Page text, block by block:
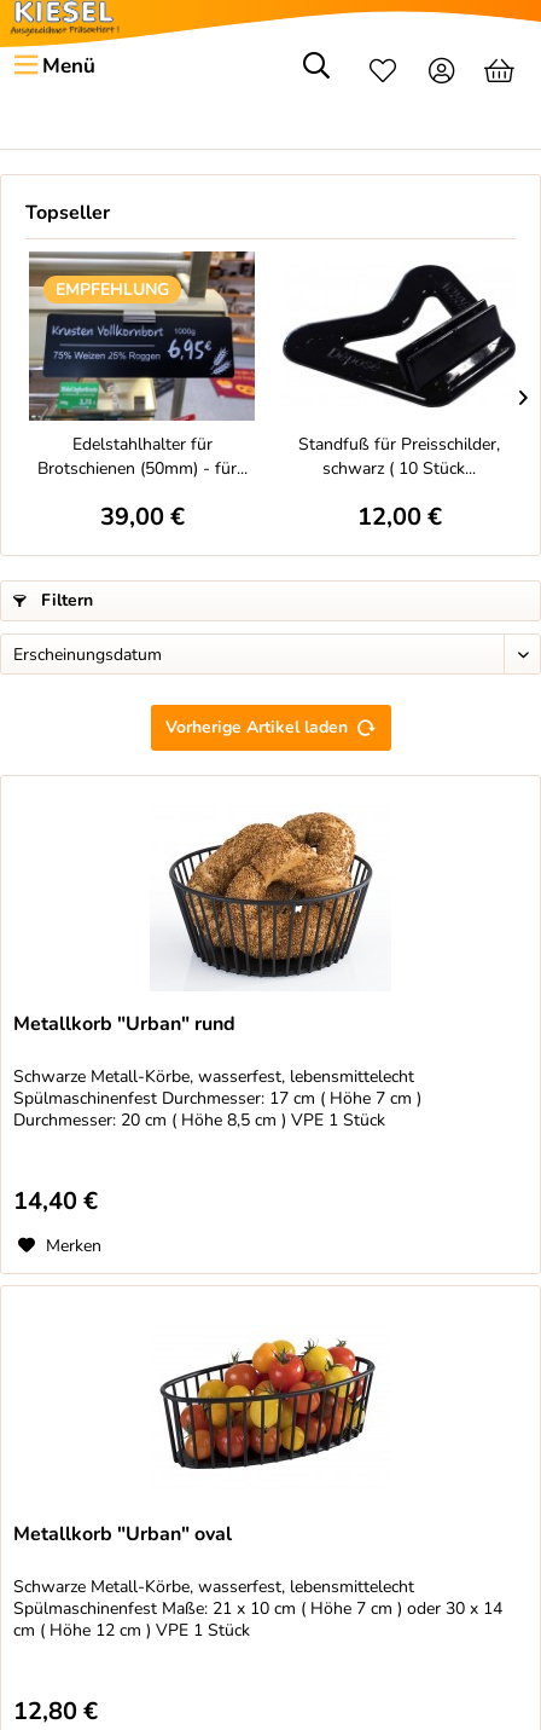
Menü
Topseller
EMPFEHLUNG
Edelstahlhalter für
Brotschienen (50mm) - für...
39,00 €
Standfuß für Preisschilder,
schwarz ( 10 Stück...
12,00 €
Filtern
Vorherige Artikel laden
Metallkorb "Urban" rund
Schwarze Metall-Körbe, wasserfest, lebensmittelecht
Spülmaschinenfest Durchmesser: 17 cm ( Höhe 7 cm )
Durchmesser: 20 cm ( Höhe 8,5 cm ) VPE 1 Stück
14,40 €
Merken
Metallkorb "Urban" oval
Schwarze Metall-Körbe, wasserfest, lebensmittelecht
Spülmaschinenfest Maße: 21 x 10 cm ( Höhe 7 cm ) oder 30 x 14
cm ( Höhe 12 cm ) VPE 1 Stück
12,80 €